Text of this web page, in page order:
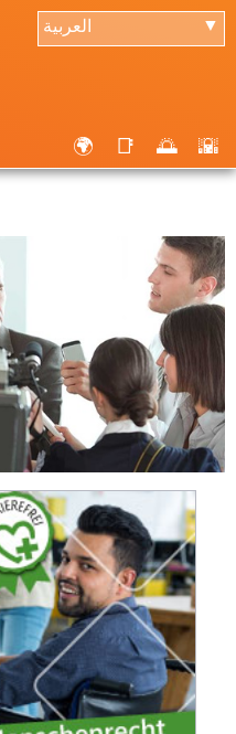
العربية ▼
🌍 📑 🌅 🌇